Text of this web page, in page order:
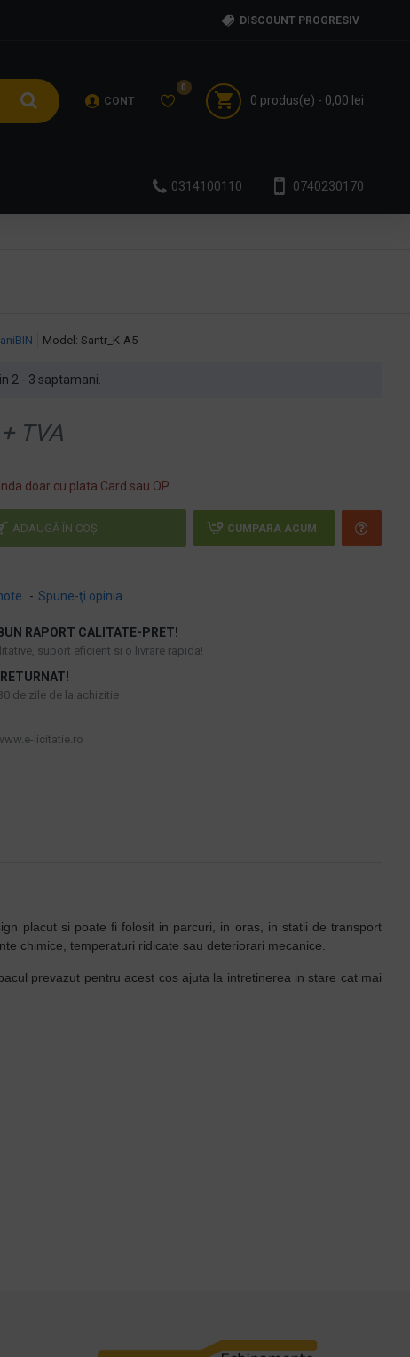
DISCOUNT PROGRESIV
CONT
0
0 produs(e) - 0,00 lei
0314100110 0740230170
Model: Santr_K-A5
2 - 3 saptamani.
- Spune-ţi opinia
+ TVA
doar cu plata Card sau OP
ADAUGĂ ÎN COŞ CUMPARA ACUM
RAPORT CALITATE-PRET!
suport eficient si o livrare rapida!
de zile de la achizitie
licitatie.ro
placut si poate fi folosit in parcuri, in oras, in statii de transport
chimice, temperaturi ridicate sau deteriorari mecanice.
prevazut pentru acest cos ajuta la intretinerea in stare cat mai